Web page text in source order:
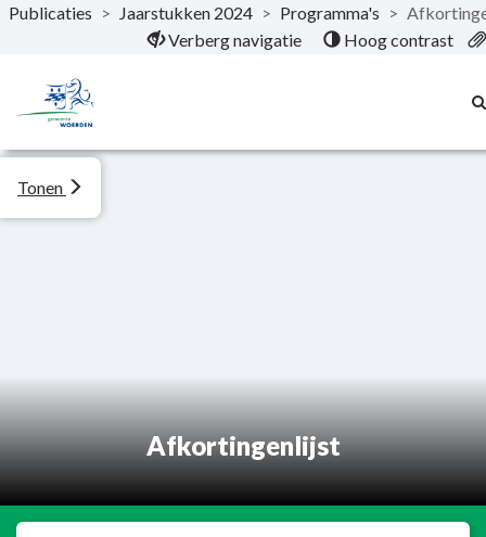
Naar hoofdinhoud
Publicaties > Jaarstukken 2024 > Programma's >
Verberg navigatie
Hoog contrast
Afkortingenlijst
Tonen